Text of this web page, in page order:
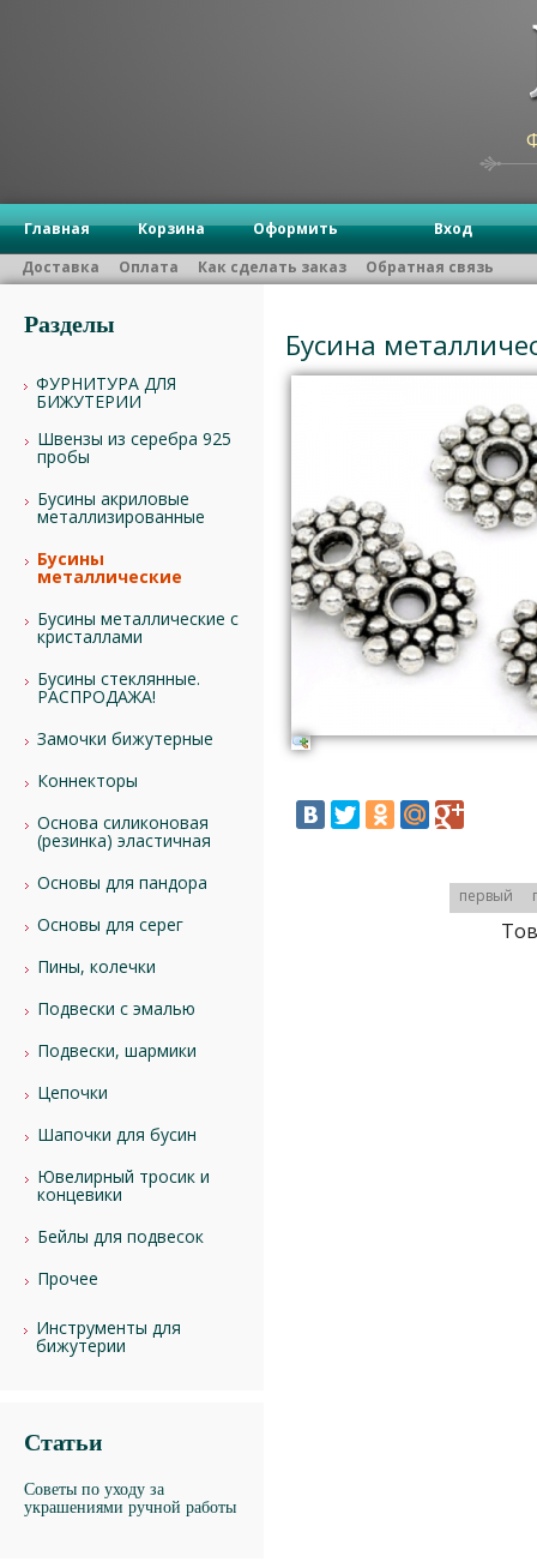
Главная Корзина Оформить
Вход
Доставка
Оплата Как сделать заказ Обратная связь
Разделы
ФУРНИТУРА ДЛЯ
БИЖУТЕРИИ
Швензы из серебра 925
пробы
Бусины акриловые
металлизированные
Бусины
металлические
Бусины металлические с
кристаллами
Бусины стеклянные.
РАСПРОДАЖА!
Замочки бижутерные
Коннекторы
Основа силиконовая
(резинка) эластичная
Основы для пандора
Основы для серег
Пины, колечки
Подвески с эмалью
Подвески, шармики
Цепочки
Шапочки для бусин
Ювелирный тросик и
концевики
Бейлы для подвесок
Прочее
Инструменты для
бижутерии
Статьи
Советы по уходу за
украшениями ручной работы
Бусина
первый